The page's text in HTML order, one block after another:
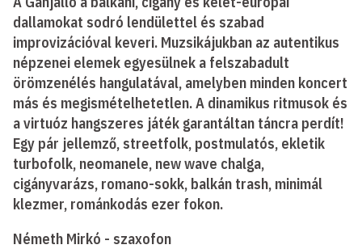
dallamokat sodró lendülettel és szabad
improvizációval keveri. Muzsikájukban az autentikus
népzenei elemek egyesülnek a felszabadult
örömzenélés hangulatával, amelyben minden koncert
más és megismételhetetlen. A dinamikus ritmusok és
a virtuóz hangszeres játék garantáltan táncra perdít!
Egy pár jellemző, streetfolk, postmulatós, ekletik
turbofolk, neomanele, new wave chalga,
cigányvarázs, romano-sokk, balkán trash, minimál
klezmer, románkodás ezer fokon.
Németh Mirkó - szaxofon